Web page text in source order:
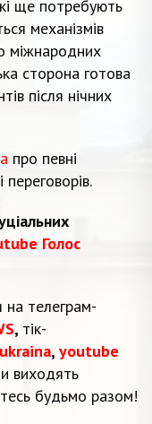
ще потребують
механізмів
міжнародних
сторона готова
після нічних
про певні
Голос
на телеграм-
, тік-
, youtube
виходять
будьмо разом!